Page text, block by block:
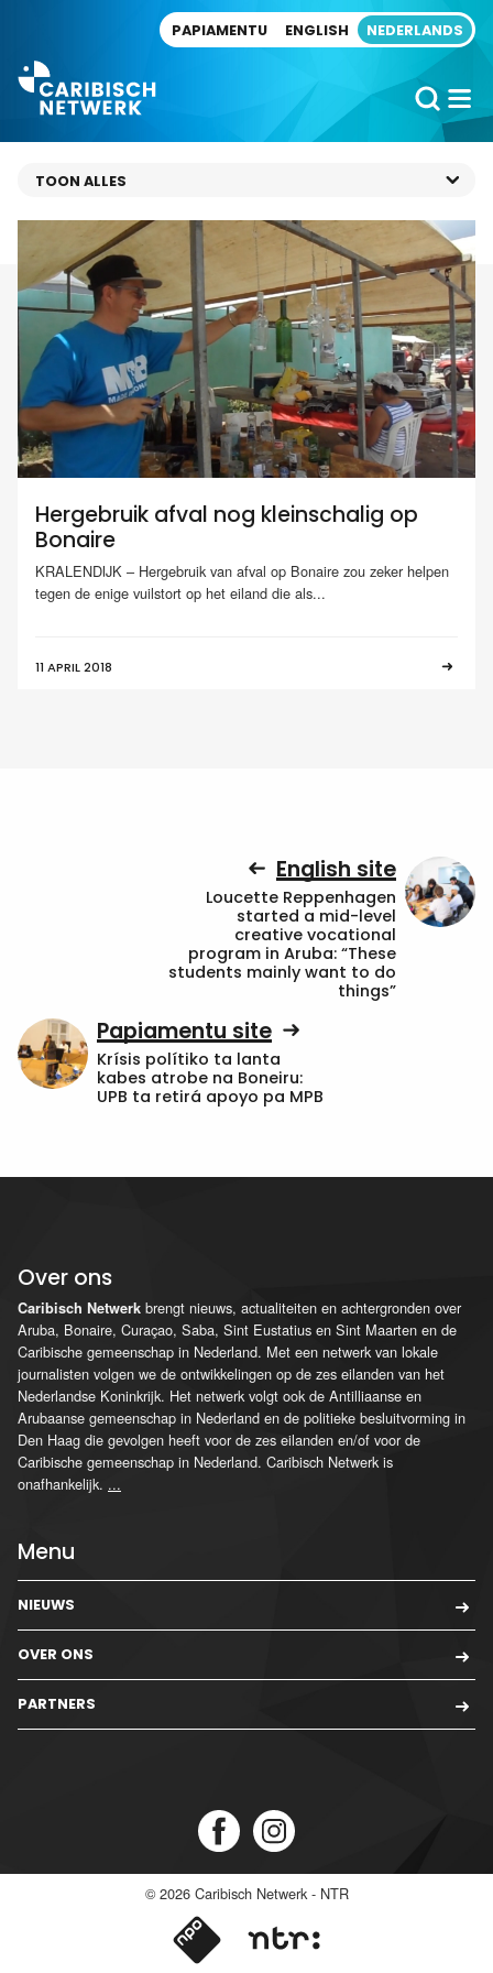
PAPIAMENTU ENGLISH NEDERLANDS
Hergebruik afval nog kleinschalig op
Bonaire
KRALENDIJK – Hergebruik van afval op Bonaire zou zeker helpen
tegen de enige vuilstort op het eiland die als...
11 APRIL 2018
English site
Loucette Reppenhagen
started a mid-level
creative vocational
program in Aruba: “These
students mainly want to do
things”
Papiamentu site
Krísis polítiko ta lanta
kabes atrobe na Boneiru:
UPB ta retirá apoyo pa MPB
Over ons
Caribisch Netwerk brengt nieuws, actualiteiten en achtergronden over
Aruba, Bonaire, Curaçao, Saba, Sint Eustatius en Sint Maarten en de
Caribische gemeenschap in Nederland. Met een netwerk van lokale
journalisten volgen we de ontwikkelingen op de zes eilanden van het
Nederlandse Koninkrijk. Het netwerk volgt ook de Antilliaanse en
Arubaanse gemeenschap in Nederland en de politieke besluitvorming in
Den Haag die gevolgen heeft voor de zes eilanden en/of voor de
Caribische gemeenschap in Nederland. Caribisch Netwerk is
onafhankelijk. ...
Menu
NIEUWS
OVER ONS
PARTNERS
© 2026 Caribisch Netwerk - NTR